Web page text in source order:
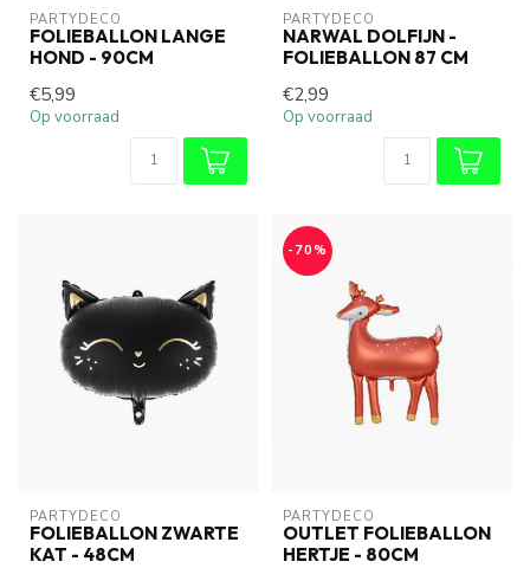
PARTYDECO
FOLIEBALLON LANGE
HOND - 90CM
€5,99
Op voorraad
PARTYDECO
NARWAL DOLFIJN -
FOLIEBALLON 87 CM
€2,99
Op voorraad
PARTYDECO
FOLIEBALLON ZWARTE
KAT - 48CM
-70%
PARTYDECO
OUTLET FOLIEBALLON
HERTJE - 80CM